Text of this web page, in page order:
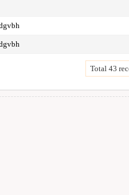
Total 43